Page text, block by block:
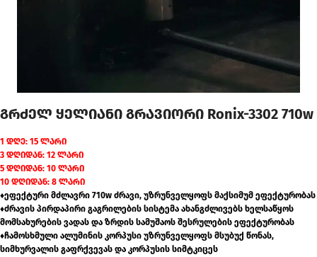
გრძელ ყელიანი გრავიორი Ronix-3302 710w
1 დღე: 15 ლარი
3 დღიდან: 12 ლარი
5 დღიდან: 10 ლარი
10 დღიდან: 8 ლარი
♦ეფექტური მძლავრი 710w ძრავი, უზრუნველყოფს მაქსიმუმ ეფექტურობას
♦ძრავის პირდაპირი გაგრილების სისტემა ახანგძლივებს ხელსაწყოს
მომსახურების ვადას და ზრდის სამუშაოს შესრულების ეფექტურობას
♦ჩამოსხმული ალუმინის კორპუსი უზრუნველყოფს მსუბუქ წონას,
სიმხურვალის გაფრქვევას და კორპუსის სიმტკიცეს